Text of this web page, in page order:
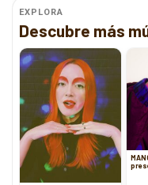
EXPLORA
Descubre más